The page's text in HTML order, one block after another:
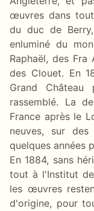
œuvres dans
du duc de
enluminé du
Raphaël, des Fra
des Clouet. En
Grand
rassemblé. La
France après le
neuves, sur
quelques années
En 1884, sans
tout à l'Institut
les œuvres
d'origine, pour